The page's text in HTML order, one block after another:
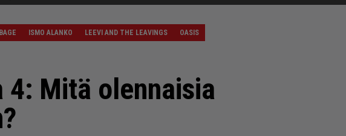
ISMO ALANKO LEEVI AND THE LEAVINGS
OASIS
4: Mitä olennaisia